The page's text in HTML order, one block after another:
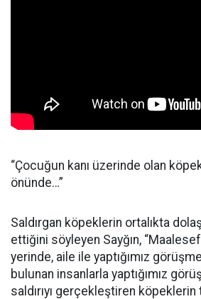
“Çocuğun kanı üzerinde olan köpek
önünde…”
Saldırgan köpeklerin ortalıkta
ettiğini söyleyen Sayğın,
yerinde, aile ile yaptığımız
bulunan insanlarla yaptığımız
saldırıyı gerçekleştiren köpeklerin